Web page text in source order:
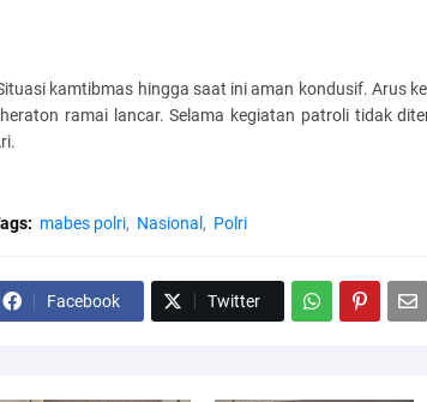
kamtibmas hingga saat ini aman kondusif. Arus
ramai lancar. Selama kegiatan patroli tidak
mabes polri Nasional Polri
Facebook Twitter